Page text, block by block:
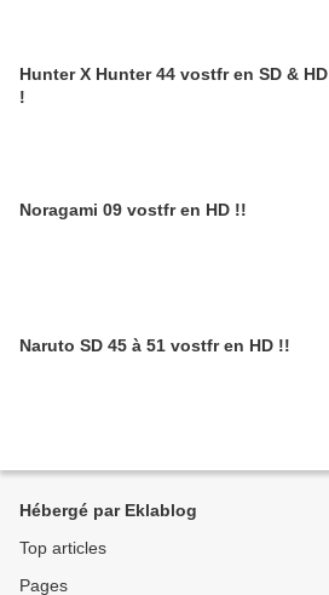
Hunter X Hunter 44 vostfr en SD & HD
!
Noragami 09 vostfr en HD !!
Naruto SD 45 à 51 vostfr en HD !!
Hébergé par Eklablog
Top articles
Pages